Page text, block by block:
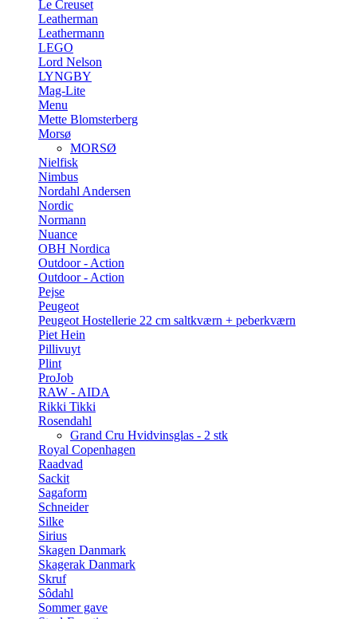
Le Creuset
Leatherman
Leathermann
LEGO
Lord Nelson
LYNGBY
Mag-Lite
Menu
Mette Blomsterberg
Morsø
MORSØ
Nielfisk
Nimbus
Nordahl Andersen
Nordic
Normann
Nuance
OBH Nordica
Outdoor - Action
Outdoor - Action
Pejse
Peugeot
Peugeot Hostellerie 22 cm saltkværn + peberkværn
Piet Hein
Pillivuyt
Plint
ProJob
RAW - AIDA
Rikki Tikki
Rosendahl
Grand Cru Hvidvinsglas - 2 stk
Royal Copenhagen
Raadvad
Sackit
Sagaform
Schneider
Silke
Sirius
Skagen Danmark
Skagerak Danmark
Skruf
Sôdahl
Sommer gave